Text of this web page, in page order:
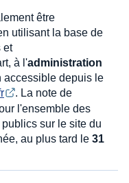
être
utilisant la base de
et
à l'administration
accessible depuis le
. La note de
l'ensemble des
sur le site du
au plus tard le 31